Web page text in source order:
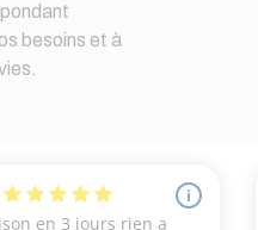
besoins et à